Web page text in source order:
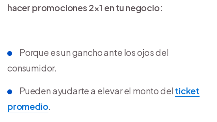
hacer promociones 2×1 en tu negocio:
Porque es un gancho ante los ojos del
consumidor.
Pueden ayudarte a elevar el monto del ticket
promedio.